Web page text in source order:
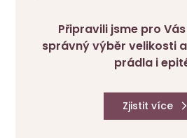
Připravili jsme pro
správný výběr velikosti
prádla i
Zjistit více